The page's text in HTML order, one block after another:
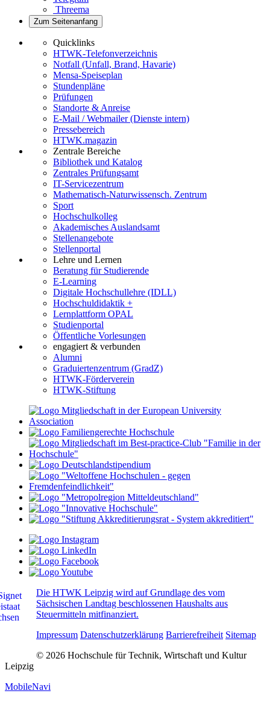
Threema
Zum Seitenanfang
Quicklinks
HTWK-Telefonverzeichnis
Notfall (Unfall, Brand, Havarie)
Mensa-Speiseplan
Stundenpläne
Prüfungen
Standorte & Anreise
E-Mail / Webmailer (Dienste intern)
Pressebereich
HTWK.magazin
Zentrale Bereiche
Bibliothek und Katalog
Zentrales Prüfungsamt
IT-Servicezentrum
Mathematisch-Naturwissensch. Zentrum
Sport
Hochschulkolleg
Akademisches Auslandsamt
Stellenangebote
Stellenportal
Lehre und Lernen
Beratung für Studierende
E-Learning
Digitale Hochschullehre (IDLL)
Hochschuldidaktik +
Lernplattform OPAL
Studienportal
Öffentliche Vorlesungen
engagiert & verbunden
Alumni
Graduiertenzentrum (GradZ)
HTWK-Förderverein
HTWK-Stiftung
Die HTWK Leipzig wird auf Grundlage des vom
Sächsischen Landtag beschlossenen Haushalts aus
Steuermitteln mitfinanziert.
Impressum Datenschutzerklärung Barrierefreiheit Sitemap
© 2026 Hochschule für Technik, Wirtschaft und Kultur
Leipzig
MobileNavi